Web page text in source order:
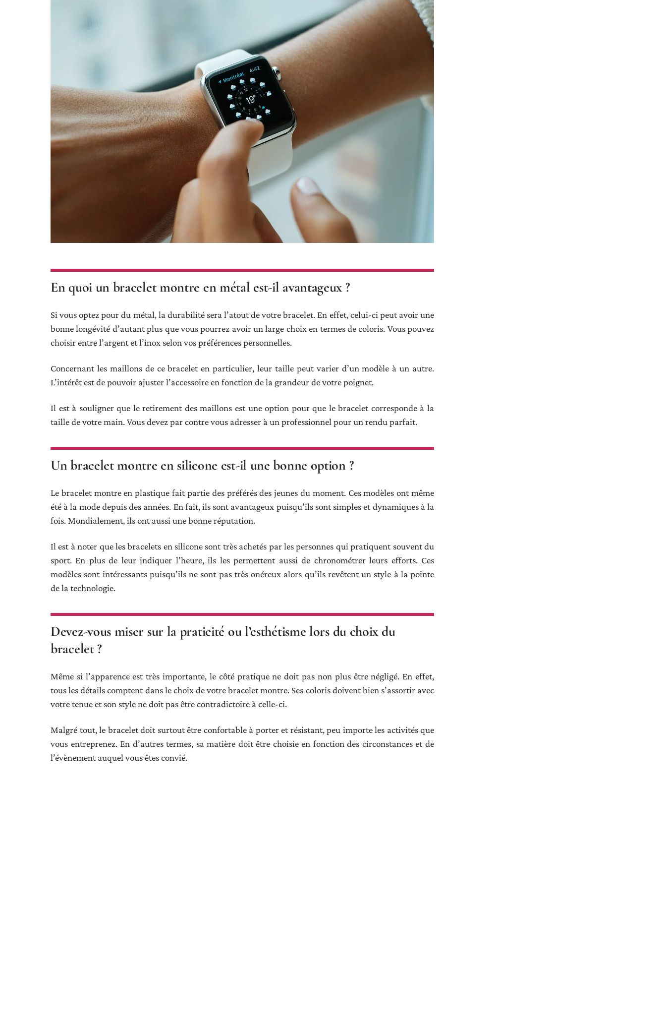
En quoi un bracelet montre en métal est-il avantageux ?
Si vous optez pour du métal, la durabilité sera l’atout de votre bracelet. En effet, celui-ci peut avoir une
bonne longévité d’autant plus que vous pourrez avoir un large choix en termes de coloris. Vous pouvez
choisir entre l’argent et l’inox selon vos préférences personnelles.
Concernant les maillons de ce bracelet en particulier, leur taille peut varier d’un modèle à un autre.
L’intérêt est de pouvoir ajuster l’accessoire en fonction de la grandeur de votre poignet.
Il est à souligner que le retirement des maillons est une option pour que le bracelet corresponde à la
taille de votre main. Vous devez par contre vous adresser à un professionnel pour un rendu parfait.
Un bracelet montre en silicone est-il une bonne option ?
Le bracelet montre en plastique fait partie des préférés des jeunes du moment. Ces modèles ont même
été à la mode depuis des années. En fait, ils sont avantageux puisqu’ils sont simples et dynamiques à la
fois. Mondialement, ils ont aussi une bonne réputation.
Il est à noter que les bracelets en silicone sont très achetés par les personnes qui pratiquent souvent du
sport. En plus de leur indiquer l’heure, ils les permettent aussi de chronométrer leurs efforts. Ces
modèles sont intéressants puisqu’ils ne sont pas très onéreux alors qu’ils revêtent un style à la pointe
de la technologie.
Devez-vous miser sur la praticité ou l’esthétisme lors du choix du
bracelet ?
Même si l’apparence est très importante, le côté pratique ne doit pas non plus être négligé. En effet,
tous les détails comptent dans le choix de votre bracelet montre. Ses coloris doivent bien s’assortir avec
votre tenue et son style ne doit pas être contradictoire à celle-ci.
Malgré tout, le bracelet doit surtout être confortable à porter et résistant, peu importe les activités que
vous entreprenez. En d’autres termes, sa matière doit être choisie en fonction des circonstances et de
l’évènement auquel vous êtes convié.